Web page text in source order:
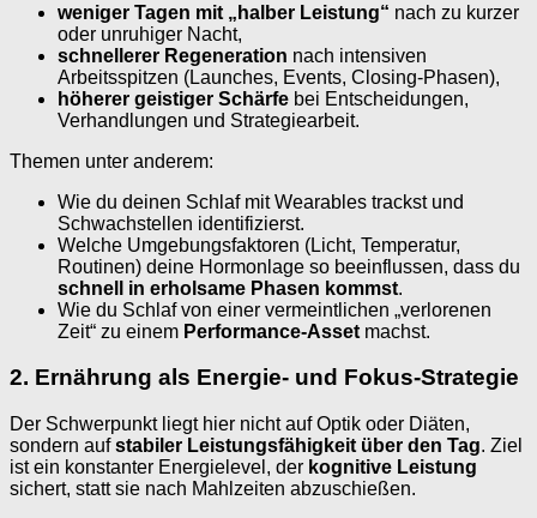
weniger Tagen mit „halber Leistung“ nach zu kurzer
oder unruhiger Nacht,
schnellerer Regeneration nach intensiven
Arbeitsspitzen (Launches, Events, Closing-Phasen),
höherer geistiger Schärfe bei Entscheidungen,
Verhandlungen und Strategiearbeit.
Themen unter anderem:
Wie du deinen Schlaf mit Wearables trackst und
Schwachstellen identifizierst.
Welche Umgebungsfaktoren (Licht, Temperatur,
Routinen) deine Hormonlage so beeinflussen, dass du
schnell in erholsame Phasen kommst.
Wie du Schlaf von einer vermeintlichen „verlorenen
Zeit“ zu einem Performance-Asset machst.
2. Ernährung als Energie- und Fokus-Strategie
Der Schwerpunkt liegt hier nicht auf Optik oder Diäten,
sondern aufstabiler Leistungsfähigkeit über den Tag. Ziel
ist ein konstanter Energielevel, der kognitive Leistung
sichert, statt sie nach Mahlzeiten abzuschießen.